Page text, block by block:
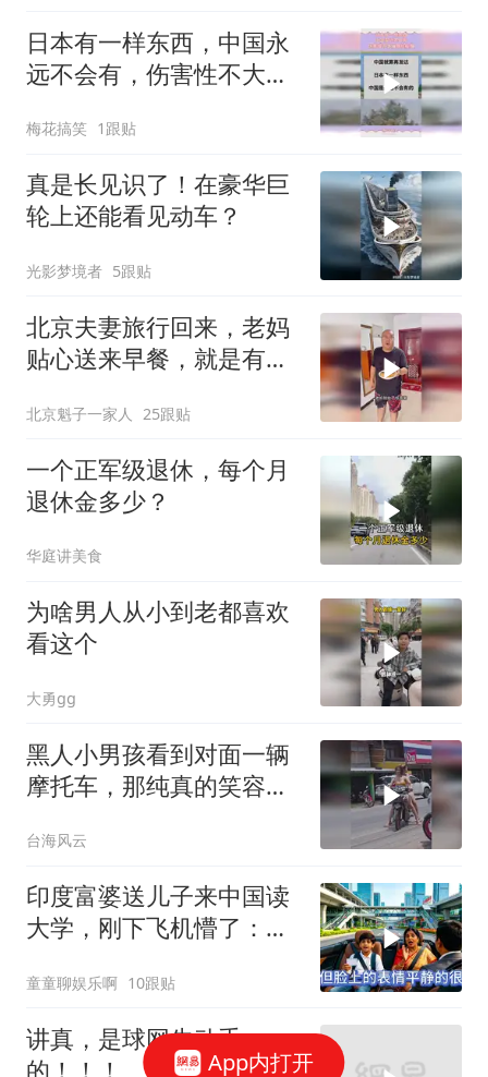
日本有一样东西，中国永
远不会有，伤害性不大侮
梅花搞笑 1跟贴
真是长见识了！在豪华巨
轮上还能看见动车？
光影梦境者 5跟贴
北京夫妻旅行回来，老妈
贴心送来早餐，就是有点
北京魁子一家人 25跟贴
一个正军级退休，每个月
退休金多少？
华庭讲美食
为啥男人从小到老都喜欢
看这个
大勇gg
黑人小男孩看到对面一辆
摩托车，那纯真的笑容亮
台海风云
印度富婆送儿子来中国读
大学，刚下飞机懵了：这
童童聊娱乐啊 10跟贴
讲真，是球网先动手
的！！！
App内打开